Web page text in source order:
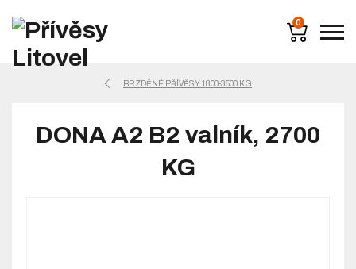
0
BRZDĚNÉ PŘÍVĚSY 1800-3500 KG
DONA A2 B2 valník, 2700
KG